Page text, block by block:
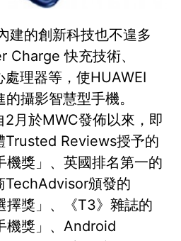
建的創新科技也不遑多
Charge 快充技術、
理器等，使HUAWEI
攝影智慧型手機。
2月於MWC發佈以來，即
Trusted Reviews授予的
機獎」、英國排名第一的
TechAdvisor頒發的
擇獎」、《T3》雜誌的
機獎」、Android